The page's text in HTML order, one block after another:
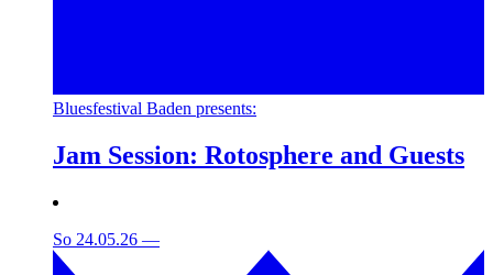
Bluesfestival Baden presents:
Jam Session: Rotosphere and Guests
So 24.05.26 —